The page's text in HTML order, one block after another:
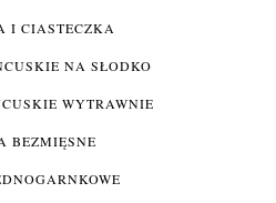
I CIASTECZKA
NA SŁODKO
WYTRAWNIE
BEZMIĘSNE